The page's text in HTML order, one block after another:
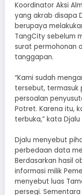
Koordinator Aksi
yang akrab disapa
berupaya
TangCity sebelum
surat permohonan
tanggapan.
“Kami sudah
tersebut, termasuk
persoalan
Potret. Karena itu,
terbuka,” kata
Djalu menyebut
perbedaan data
Berdasarkan hasil
informasi milik
menyebut luas
persegi.